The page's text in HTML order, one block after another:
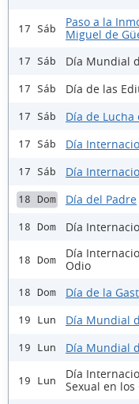
17 Sáb
Paso a la
Miguel de
17 Sáb Día Mundial
17 Sáb Día de las
17 Sáb Día de
17 Sáb Día
17 Sáb Día
18 Dom Día del Padre
18 Dom Día
18 Dom
Día
Odio
18 Dom Día de la
19 Lun Día Mundial
19 Lun Día Mundial
19 Lun
Día
Sexual en los